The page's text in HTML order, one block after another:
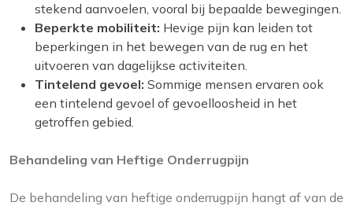
stekend aanvoelen, vooral bij bepaalde bewegingen.
Beperkte mobiliteit: Hevige pijn kan leiden tot
beperkingen in het bewegen van de rug en het
uitvoeren van dagelijkse activiteiten.
Tintelend gevoel: Sommige mensen ervaren ook
een tintelend gevoel of gevoelloosheid in het
getroffen gebied.
Behandeling van Heftige Onderrugpijn
De behandeling van heftige onderrugpijn hangt af van de